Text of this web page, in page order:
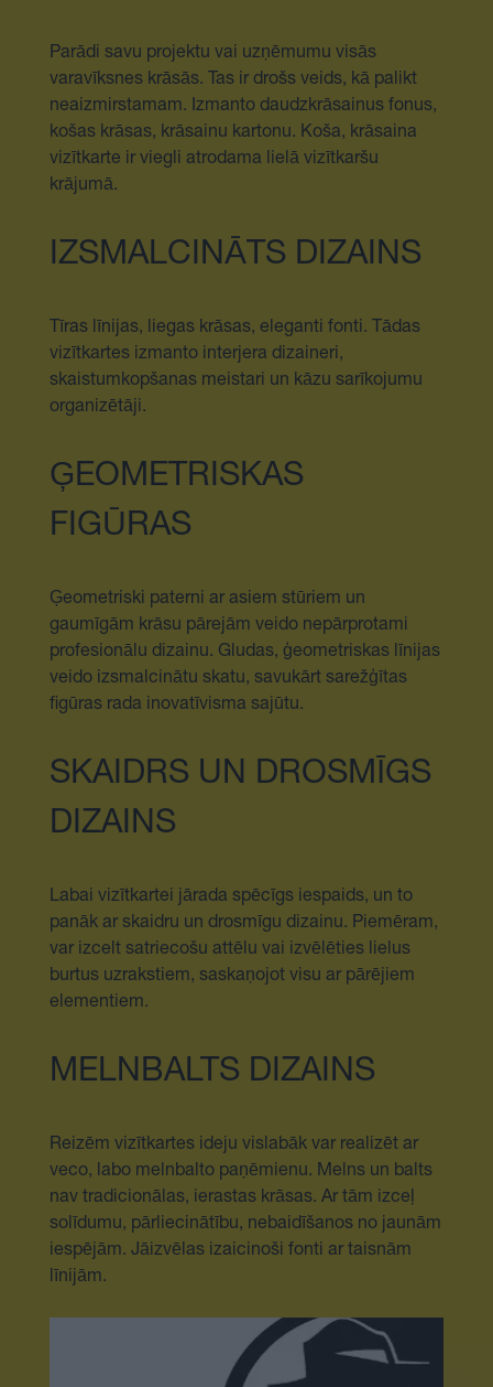
Parādi savu projektu vai uzņēmumu visās
varavīksnes krāsās. Tas ir drošs veids, kā palikt
neaizmirstamam. Izmanto daudzkrāsainus fonus,
košas krāsas, krāsainu kartonu. Koša, krāsaina
vizītkarte ir viegli atrodama lielā vizītkaršu
krājumā.
IZSMALCINĀTS DIZAINS
Tīras līnijas, liegas krāsas, eleganti fonti. Tādas
vizītkartes izmanto interjera dizaineri,
skaistumkopšanas meistari un kāzu sarīkojumu
organizētāji.
ĢEOMETRISKAS
FIGŪRAS
Ģeometriski paterni ar asiem stūriem un
gaumīgām krāsu pārejām veido nepārprotami
profesionālu dizainu. Gludas, ģeometriskas līnijas
veido izsmalcinātu skatu, savukārt sarežģītas
figūras rada inovatīvisma sajūtu.
SKAIDRS UN DROSMĪGS
DIZAINS
Labai vizītkartei jārada spēcīgs iespaids, un to
panāk ar skaidru un drosmīgu dizainu. Piemēram,
var izcelt satriecošu attēlu vai izvēlēties lielus
burtus uzrakstiem, saskaņojot visu ar pārējiem
elementiem.
MELNBALTS DIZAINS
Reizēm vizītkartes ideju vislabāk var realizēt ar
veco, labo melnbalto paņēmienu. Melns un balts
nav tradicionālas, ierastas krāsas. Ar tām izceļ
solīdumu, pārliecinātību, nebaidīšanos no jaunām
iespējām. Jāizvēlas izaicinoši fonti ar taisnām
līnijām.